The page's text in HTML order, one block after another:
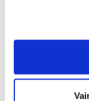
Kirsi
kauppakamari
12.00 - 12.30